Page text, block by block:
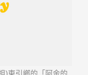
)東引鄉的「阿金的